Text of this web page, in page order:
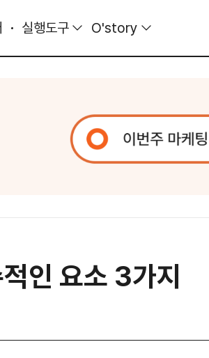
실행도구 O'story
인 요소 3가지